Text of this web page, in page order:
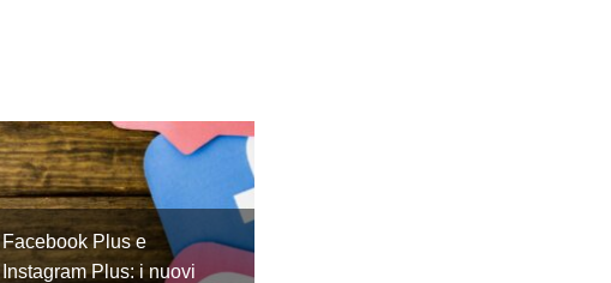
Facebook Plus e
Instagram Plus: i nuovi